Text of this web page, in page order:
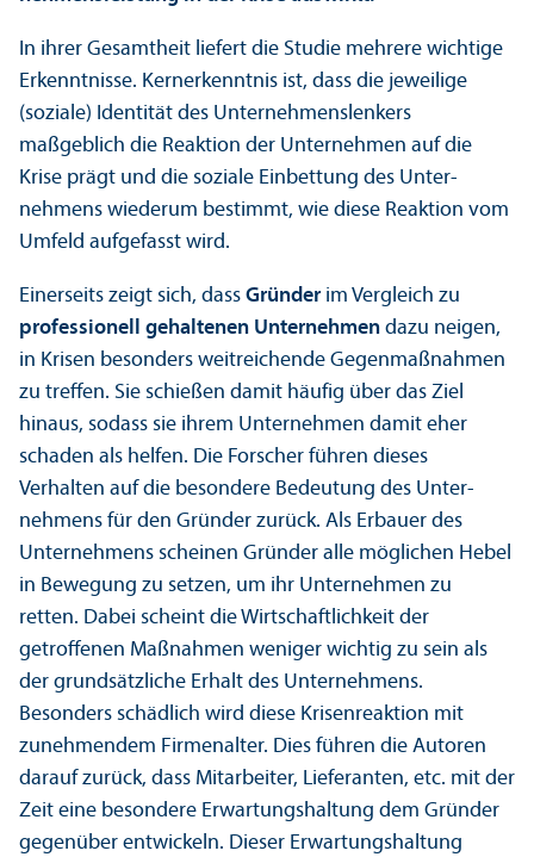
In ihrer Gesamtheit liefert die Studie mehrere wichtige
Er­kenntnisse. Kerner­kenntnis ist, dass die jeweilige
(soziale) Identität des Unter­nehmens­lenkers
maßgeblich die Reaktion der Unter­nehmen auf die
Krise prägt und die soziale Einbettung des Unter­
nehmens wiederum bestimmt, wie diese Reaktion vom
Umfeld aufgefasst wird.
Einerseits zeigt sich, dass Gründerim Vergleich zu
professionell gehaltenen Unter­nehmen dazu neigen,
in Krisen besonders weitreichende Gegenmaßnahmen
zu treffen. Sie schießen damit häufig über das Ziel
hinaus, sodass sie ihrem Unter­nehmen damit eher
schaden als helfen. Die Forscher führen dieses
Verhalten auf die besondere Bedeutung des Unter­
nehmens für den Gründer zurück. Als Erbauer des
Unter­nehmens scheinen Gründer alle möglichen Hebel
in Bewegung zu setzen, um ihr Unter­nehmen zu
retten. Dabei scheint die Wirtschaft­lichkeit der
getroffenen Maßnahmen weniger wichtig zu sein als
der grundsätzliche Erhalt des Unter­nehmens.
Besonders schädlich wird diese Krisenreaktion mit
zunehmendem Firmenalter. Dies führen die Autoren
darauf zurück, dass Mitarbeiter, Lieferanten, etc. mit der
Zeit eine besondere Erwartungs­haltung dem Gründer
gegenüber entwickeln. Dieser Erwartungs­haltung